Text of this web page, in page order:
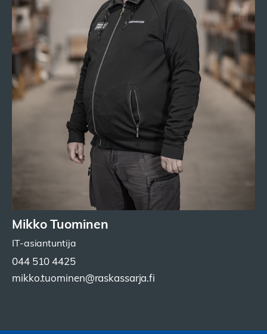
Mikko Tuominen
IT-asiantuntija
044 510 4425
mikko.tuominen@raskassarja.fi